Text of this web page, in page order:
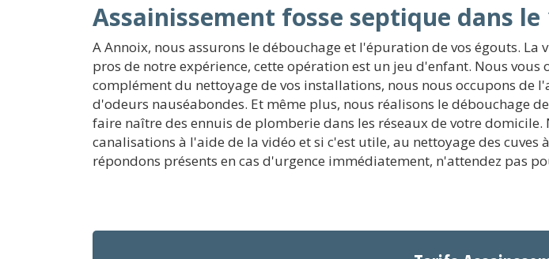
Assainissement fosse septique dans le
A Annoix, nous assurons le débouchage et l'épuration de vos égouts.
pros de notre expérience, cette opération est un jeu d'enfant. Nous
complément du nettoyage de vos installations, nous nous occupons de
d'odeurs nauséabondes. Et même plus, nous réalisons le débouchage
faire naître des ennuis de plomberie dans les réseaux de votre
canalisations à l'aide de la vidéo et si c'est utile, au nettoyage des
répondons présents en cas d'urgence immédiatement, n'attendez pas